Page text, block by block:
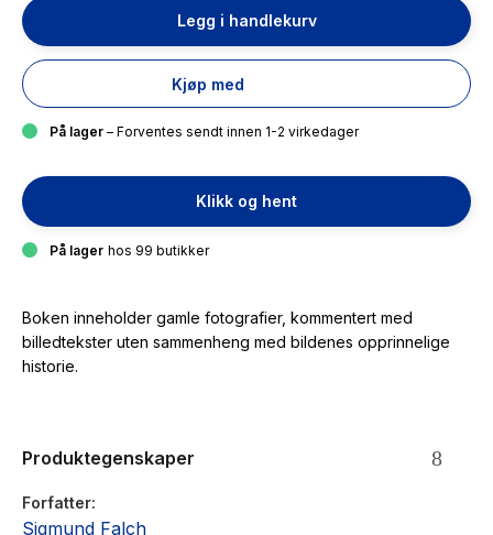
Legg i handlekurv
Kjøp med
På lager – Forventes sendt innen 1-2 virkedager
Klikk og hent
På lager hos 99 butikker
Boken inneholder gamle fotografier, kommentert med
billedtekster uten sammenheng med bildenes opprinnelige
historie.
Produktegenskaper
Forfatter
Sigmund Falch